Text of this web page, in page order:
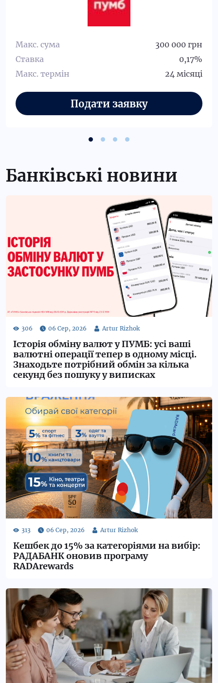
Макс. сума
300 000 грн
Ставка
0,17%
Макс. термін
24 місяці
Банківські новини
Історія обміну валют у ПУМБ: усі ваші
валютні операції тепер в одному місці.
Знаходьте потрібний обмін за кілька
секунд без пошуку у виписках
Кешбек до 15% за категоріями на вибір:
РАДАБАНК оновив програму
RADArewards